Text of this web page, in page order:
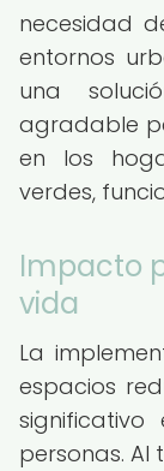
necesidad
entornos
una
agradable
en los
verdes,
Impacto
vida
La
espacios
personas. Al